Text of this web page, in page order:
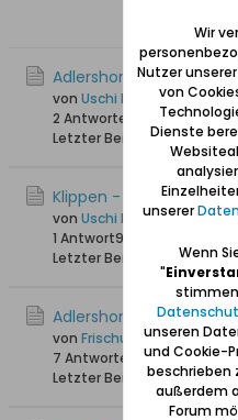
Adlershorst - der
von Uschi Danziger
2 Antworten
18.536 Hits0
Letzter Beitrag08.11.2025,
Klippen -
von Uschi Danziger
1 Antwort9.914 Hits
Letzter Beitrag
Adlershorst-Immobilien
von Frischula
7 Antworten
25.499 Hits0
Letzter Beitrag10.10.2019,
Wir
Nutzer
von
Dienste
unserer
Wenn
"
stimmen
unseren
und Cookie-
beschrieben
außerdem
Forum